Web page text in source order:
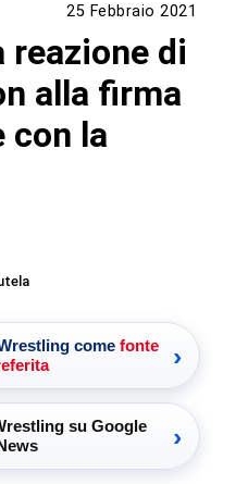
25 Febbraio 2021
reazione di
alla firma
con la
come fonte
›
su Google
›